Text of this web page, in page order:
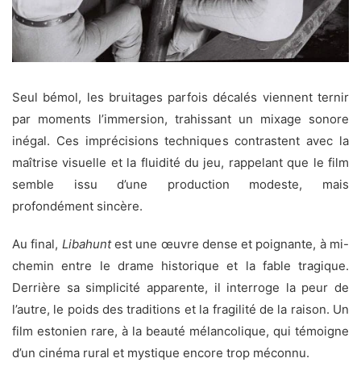
Seul bémol, les bruitages parfois décalés viennent ternir
par moments l’immersion, trahissant un mixage sonore
inégal. Ces imprécisions techniques contrastent avec la
maîtrise visuelle et la fluidité du jeu, rappelant que le film
semble issu d’une production modeste, mais
profondément sincère.
Au final, Libahuntest une œuvre dense et poignante, à mi-
chemin entre le drame historique et la fable tragique.
Derrière sa simplicité apparente, il interroge la peur de
l’autre, le poids des traditions et la fragilité de la raison. Un
film estonien rare, à la beauté mélancolique, qui témoigne
d’un cinéma rural et mystique encore trop méconnu.